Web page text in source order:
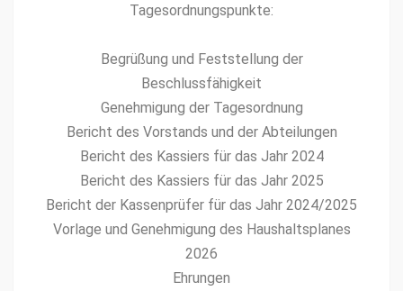
Tage­sor­d­nungspunk­te:
Begrüßung und Fest­stel­lung der
Beschlussfähigkeit
Genehmi­gung der Tage­sor­d­nung
Bericht des Vor­stands und der Abteilun­gen
Bericht des Kassiers für das Jahr 2024
Bericht des Kassiers für das Jahr 2025
Bericht der Kassen­prüfer für das Jahr 2024/2025
Vor­lage und Genehmi­gung des Haushalt­s­planes
2026
Ehrun­gen